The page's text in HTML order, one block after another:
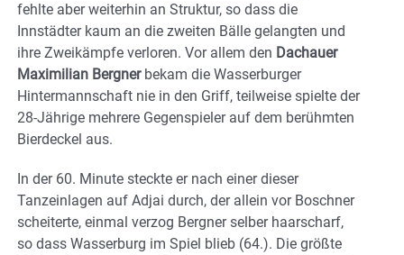
fehlte aber weiterhin an Struktur, so dass die
Innstädter kaum an die zweiten Bälle gelangten und
ihre Zweikämpfe verloren. Vor allem den Dachauer
Maximilian Bergnerbekam die Wasserburger
Hintermannschaft nie in den Griff, teilweise spielte der
28-Jährige mehrere Gegenspieler auf dem berühmten
Bierdeckel aus.
In der 60. Minute steckte er nach einer dieser
Tanzeinlagen auf Adjai durch, der allein vor Boschner
scheiterte, einmal verzog Bergner selber haarscharf,
so dass Wasserburg im Spiel blieb (64.). Die größte